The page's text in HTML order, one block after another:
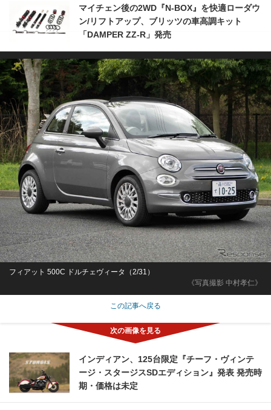
マイチェン後の2WD『N-BOX』を快適ローダウ
ン/リフトアップ、ブリッツの車高調キット
「DAMPER ZZ-R」発売
《写真撮影 中村孝仁》
フィアット 500C ドルチェヴィータ（2/31）
この記事へ戻る
インディアン、125台限定『チーフ・ヴィンテ
ージ・スタージスSDエディション』発表 発売時
期・価格は未定